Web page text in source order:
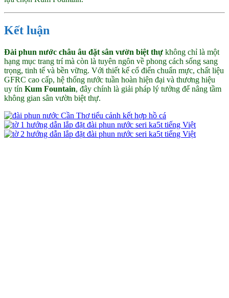
Kết luận
Đài phun nước châu âu đặt sân vườn biệt thự không chỉ là một
hạng mục trang trí mà còn là tuyên ngôn về phong cách sống sang
trọng, tinh tế và bền vững. Với thiết kế cổ điển chuẩn mực, chất liệu
GFRC cao cấp, hệ thống nước tuần hoàn hiện đại và thương hiệu
uy tín Kum Fountain, đây chính là giải pháp lý tưởng để nâng tầm
không gian sân vườn biệt thự.